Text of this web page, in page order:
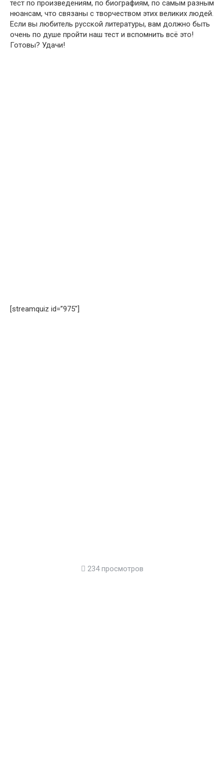
тест по произведениям, по биографиям, по самым разным
нюансам, что связаны с творчеством этих великих людей.
Если вы любитель русской литературы, вам должно быть
очень по душе пройти наш тест и вспомнить всё это!
Готовы? Удачи!
[streamquiz id=”975″]
234 просмотров